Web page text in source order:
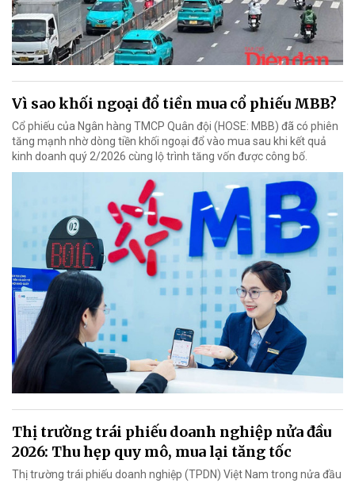
Vì sao khối ngoại đổ tiền mua cổ phiếu MBB?
Cổ phiếu của Ngân hàng TMCP Quân đội (HOSE: MBB) đã có phiên
tăng mạnh nhờ dòng tiền khối ngoại đổ vào mua sau khi kết quả
kinh doanh quý 2/2026 cùng lộ trình tăng vốn được công bố.
Thị trường trái phiếu doanh nghiệp nửa đầu
2026: Thu hẹp quy mô, mua lại tăng tốc
Thị trường trái phiếu doanh nghiệp (TPDN) Việt Nam trong nửa đầu